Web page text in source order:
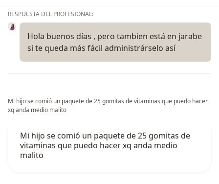
RESPUESTA DEL PROFESIONAL:
Hola buenos días , pero tambien está en jarabe
si te queda más fácil administrárselo así
Mi hijo se comió un paquete de 25 gomitas de vitaminas que puedo hacer
xq anda medio malito
Mi hijo se comió un paquete de 25 gomitas de
vitaminas que puedo hacer xq anda medio
malito